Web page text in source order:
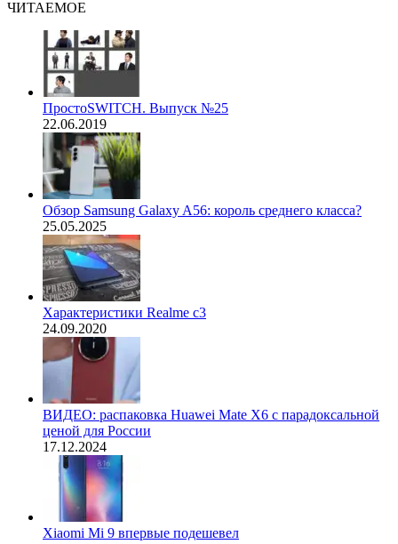
ЧИТАЕМОЕ
ПростоSWITCH. Выпуск №25
22.06.2019
Обзор Samsung Galaxy A56: король среднего класса?
25.05.2025
Характеристики Realme c3
24.09.2020
ВИДЕО: распаковка Huawei Mate X6 с парадоксальной
ценой для России
17.12.2024
Xiaomi Mi 9 впервые подешевел